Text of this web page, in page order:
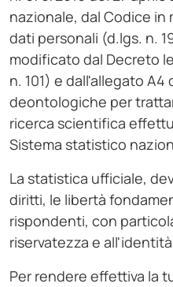
nazionale, dal Codice
dati personali (d.lgs. n.
modificato dal Decreto
n. 101) e dall'allegato
deontologiche per
ricerca scientifica
Sistema statistico
La statistica ufficiale,
diritti, le libertà
rispondenti, con
riservatezza e
Per rendere effettiva la